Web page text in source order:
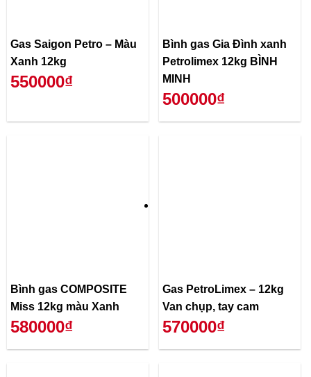
Gas Saigon Petro – Màu
Xanh 12kg
550000₫
Bình gas Gia Đình xanh
Petrolimex 12kg BÌNH
MINH
500000₫
Bình gas COMPOSITE
Miss 12kg màu Xanh
580000₫
Gas PetroLimex – 12kg
Van chụp, tay cam
570000₫